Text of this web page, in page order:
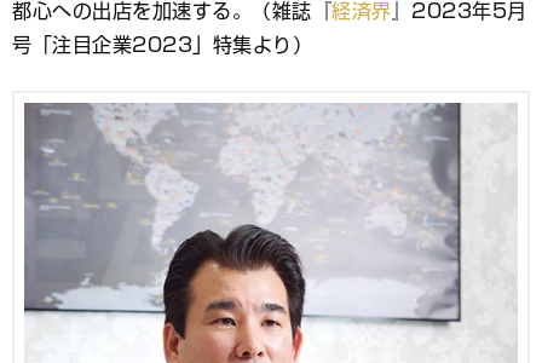
都心への出店を加速する。（雑誌『 経済界 』2023年5月
号「注目企業2023」特集より）